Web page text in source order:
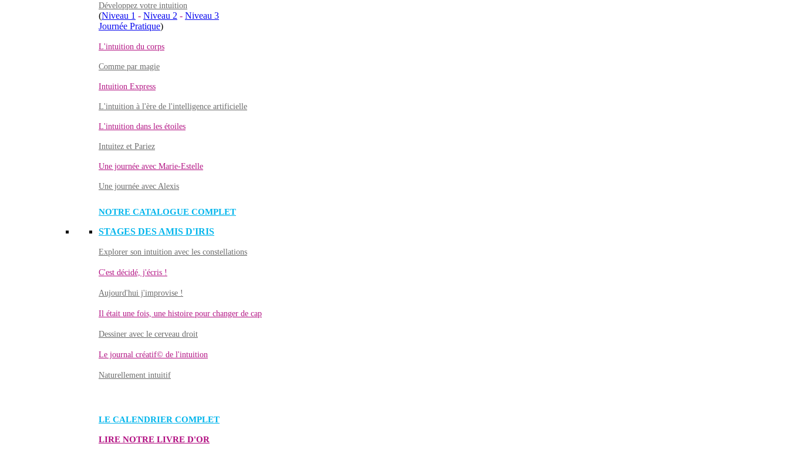
Développez votre intuition
(Niveau 1 - Niveau 2 - Niveau 3
Journée Pratique)
L'intuition du corps
Comme par magie
Intuition Express
L'intuition à l'ère de l'intelligence artificielle
L'intuition dans les étoiles
Intuitez et Pariez
Une journée avec Marie-Estelle
Une journée avec Alexis
NOTRE CATALOGUE COMPLET
STAGES DES AMIS D'IRIS
Explorer son intuition avec les constellations
C'est décidé, j'écris !
Aujourd'hui j'improvise !
Il était une fois, une histoire pour changer de cap
Dessiner avec le cerveau droit
Le journal créatif© de l'intuition
Naturellement intuitif
LE CALENDRIER COMPLET
LIRE NOTRE LIVRE D'OR